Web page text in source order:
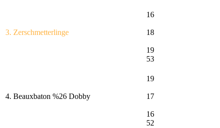
3. Zerschmetterlinge
16
18
19
53
4. Beauxbaton %26 Dobby
19
17
16
52